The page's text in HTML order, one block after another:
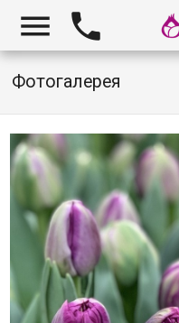
 
Фотогалерея